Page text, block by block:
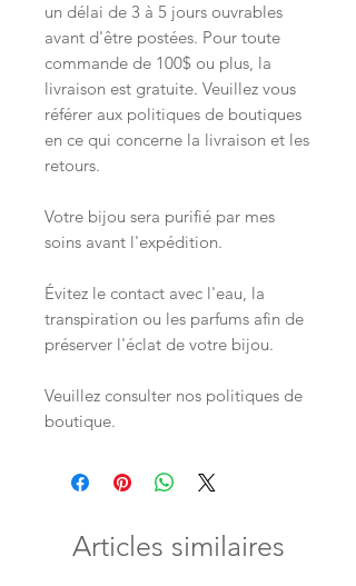
un délai de 3 à 5 jours ouvrables
avant d'être postées. Pour toute
commande de 100$ ou plus, la
livraison est gratuite. Veuillez vous
référer aux politiques de boutiques
en ce qui concerne la livraison et les
retours.
Votre bijou sera purifié par mes
soins avant l'expédition.
Évitez le contact avec l'eau, la
transpiration ou les parfums afin de
préserver l'éclat de votre bijou.
Veuillez consulter nos politiques de
boutique.
Articles similaires